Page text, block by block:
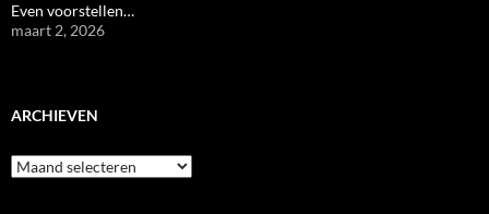
Even voorstellen…
maart 2, 2026
ARCHIEVEN
Archieven